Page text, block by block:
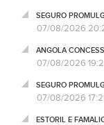
SEGURO
07/08/2026
ANGOLA
07/08/2026
SEGURO
07/08/2026
ESTORIL E